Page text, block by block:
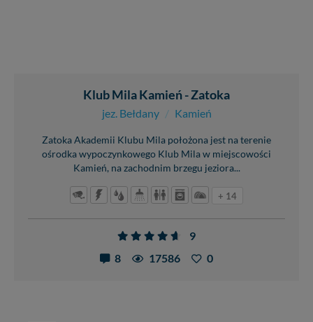
Klub Mila Kamień - Zatoka
jez. Bełdany / Kamień
Zatoka Akademii Klubu Mila położona jest na terenie
ośrodka wypoczynkowego Klub Mila w miejscowości
Kamień, na zachodnim brzegu jeziora...
+ 14
9
8
17586 0